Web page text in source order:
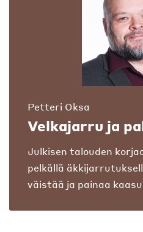
Petteri Oksa
Velkajarru ja
Julkisen talouden
pelkällä
väistää ja painaa